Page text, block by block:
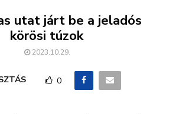
utat járt be a jeladós
körösi túzok
2023.10.29.
0